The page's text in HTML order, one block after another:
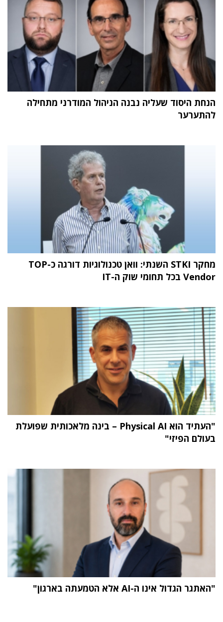
הנחת היסוד שעליה נבנה הניהול המודרני מתחילה
להתערער
מחקר STKI השנתי: וואן טכנולוגיות דורגה כ-TOP
Vendor בכל תחומי שוק ה-IT
"העתיד הוא Physical AI – בינה מלאכותית שפועלת
בעולם הפיזי"
"האתגר הגדול אינו ה-AI אלא הטמעתה בארגון"